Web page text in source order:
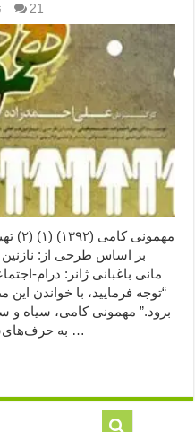
21
بر اساس طرحی از: نازنین
“توجه فرمایید،‌ با خواندن
برود.” مهمونی کامی، سیاه و
به حرف‌های‌شان گوش می‌دهیم دغدغه‌هایشان …